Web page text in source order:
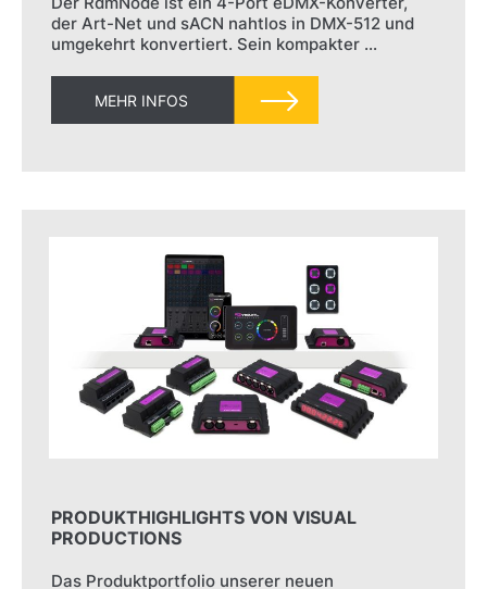
der Art-Net und sACN nahtlos in DMX-512 und
umgekehrt konvertiert. Sein kompakter …
MEHR INFOS
PRODUKTHIGHLIGHTS VON VISUAL
PRODUCTIONS
Das Produktportfolio unserer neuen